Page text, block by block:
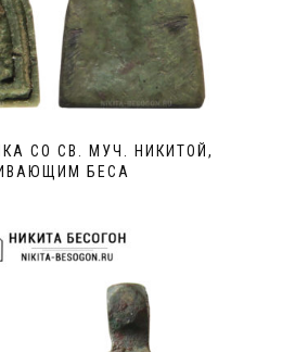
СО СВ. МУЧ. НИКИТОЙ,
БЕСА